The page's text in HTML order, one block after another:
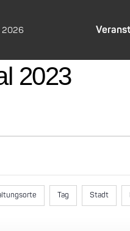
2026
2023
Tag Stadt